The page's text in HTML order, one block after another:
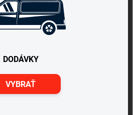
DODÁVKY
VYBRAŤ